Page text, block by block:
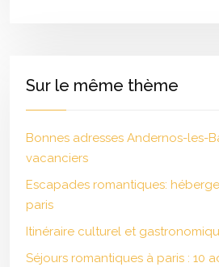
Sur le même thème
Bonnes adresses Andernos-les-
vacanciers
Escapades romantiques:
paris
Itinéraire culturel et
Séjours romantiques à paris : 10